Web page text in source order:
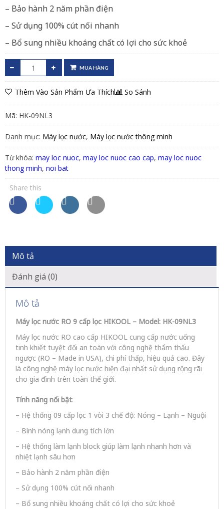
– Bảo hành 2 năm phần điện
– Sử dụng 100% cút nối nhanh
– Bổ sung nhiều khoáng chất có lợi cho sức khoẻ
MUA HÀNG
Thêm Vào Sản Phẩm Ưa Thích So Sánh
Mã: HK-09NL3
Danh mục: Máy lọc nước, Máy lọc nước thông minh
Từ khóa: may loc nuoc, may loc nuoc cao cap, may loc nuoc
thong minh, noi bat
Share this
Mô tả
Đánh giá (0)
Mô tả
Máy lọc nước RO 9 cấp lọc HIKOOL – Model: HK-09NL3
Máy lọc nước RO cao cấp HIKOOL cung cấp nước uống
tinh khiết tuyệt đối an toàn với công nghệ thẩm thấu
ngược (RO – Made in USA), chi phí thấp, hiệu quả cao. Đây
là công nghệ máy lọc nước hiện đại nhất sử dụng rộng rãi
cho gia đình trên toàn thế giới.
Tính năng nổi bật:
– Hệ thống 09 cấp lọc 1 vòi 3 chế độ: Nóng – Lạnh – Nguội
– Bình nóng lạnh dung tích lớn
– Hệ thống làm lạnh block giúp làm lạnh nhanh hơn và
nhiệt lạnh sâu hơn
– Bảo hành 2 năm phần điện
– Sử dụng 100% cút nối nhanh
– Bổ sung nhiều khoáng chất có lợi cho sức khoẻ